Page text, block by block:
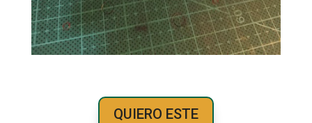
QUIERO ESTE